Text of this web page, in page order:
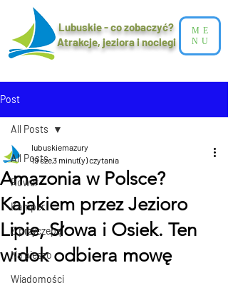
Lubuskie - co zobaczyć?
Atrakcje, jeziora i noclegi​
ME
NU
Post
All Posts
Rower
Kamper
Z przyczepą
Na pieszo
Wiadomości
All Posts
Amazonia w Polsce?
Kajakiem przez Jezioro
Lipie, Słowa i Osiek. Ten
widok odbiera mowę
lubuskiemazury
19 cze3 minut(y) czytania